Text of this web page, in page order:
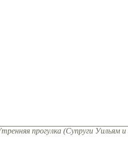
прогулка (Супруги Уильям